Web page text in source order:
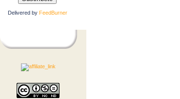
Delivered by FeedBurner